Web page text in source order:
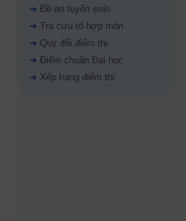
➜ Đề án tuyển sinh
➜ Tra cứu tổ hợp môn
➜ Quy đổi điểm thi
➜ Điểm chuẩn Đại học
➜ Xếp hạng điểm thi